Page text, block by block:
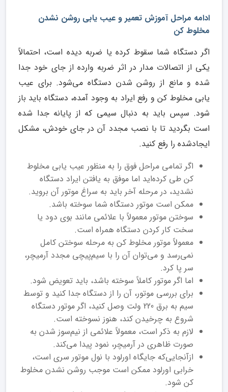
ادامه مراحل آموزش تعمیر و عیب یابی روشن نشدن
مخلوط کن
اگر دستگاه شما سقوط کرده یا ضربه دیده است، احتمالاً
یکی از اتصالات مدار در اثر ضربه وارده از جای خود جدا
شده و مانع از روشن شدن دستگاه می‌شود. برای عیب
یابی مخلوط کن و رفع ایراد به وجود آمده، دستگاه باید باز
شود. سپس باید به دنبال سیمی که از پایانه جدا شده
است بگردید تا با نصب مجدد آن در جای خودش، مشکل
ایجادشده را رفع کنید.
اگر تمامی مراحل فوق را به منظور عیب یابی مخلوط
کن طی کرده‌اید اما موفق به یافتن ایراد دستگاه
نشدید، در مرحله آخر باید به سراغ موتور آن بروید.
ممکن است موتور دستگاه شما سوخته باشد.
سوختن موتور معمولاً با علائمی مانند بوی دود یا
سخت کار کردن دستگاه همراه است.
معمولاً موتور مخلوط کن به مرحله سوختن کامل
نمی‌رسد و می‌توان آن را با سیم‌پیچی مجدد آرمیچر،
سر پا کرد.
اما اگر موتور کاملاً سوخته باشد، باید تعویض شود.
برای بررسی موتور، آن را از دستگاه جدا کنید و توسط
سیم به برق 220 ولت وصل کنید، اگر موتور دستگاه
شروع به چرخیدن کند، هنوز نسوخته است.
لازم به ذکر است، معمولاً علائمی از نیم‌سوز شدن به
صورت ظاهری در آرمیچر، نمود پیدا می‌کند.
ازآنجایی‌که جایگاه اورلود با نول موتور سری است،
خرابی اورلود ممکن است موجب روشن نشدن مخلوط
کن شود.